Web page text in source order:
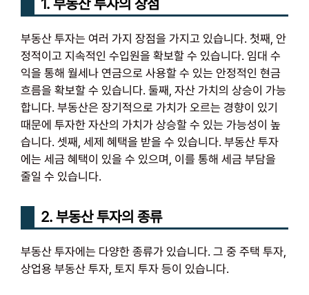
1. 부동산 투자의 장점
부동산 투자는 여러 가지 장점을 가지고 있습니다. 첫째, 안
정적이고 지속적인 수입원을 확보할 수 있습니다. 임대 수
익을 통해 월세나 연금으로 사용할 수 있는 안정적인 현금
흐름을 확보할 수 있습니다. 둘째, 자산 가치의 상승이 가능
합니다. 부동산은 장기적으로 가치가 오르는 경향이 있기
때문에 투자한 자산의 가치가 상승할 수 있는 가능성이 높
습니다. 셋째, 세제 혜택을 받을 수 있습니다. 부동산 투자
에는 세금 혜택이 있을 수 있으며, 이를 통해 세금 부담을
줄일 수 있습니다.
2. 부동산 투자의 종류
부동산 투자에는 다양한 종류가 있습니다. 그 중 주택 투자,
상업용 부동산 투자, 토지 투자 등이 있습니다.